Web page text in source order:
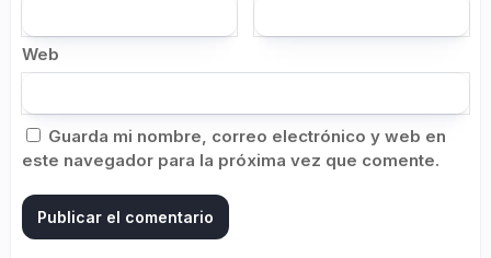
Web
Guarda mi nombre, correo electrónico y web en
este navegador para la próxima vez que comente.